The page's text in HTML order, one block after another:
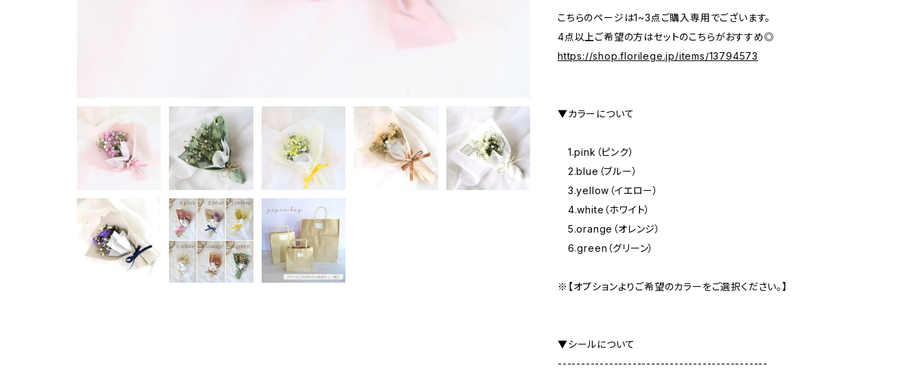
こちらのページは1~3点ご購入専用でございます。
4点以上ご希望の方はセットのこちらがおすすめ◎
https://shop.florilege.jp/items/13794573
▼カラーについて
1.pink（ピンク）
2.blue（ブルー）
3.yellow（イエロー）
4.white（ホワイト）
5.orange（オレンジ）
6.green（グリーン）
※【オプションよりご希望のカラーをご選択ください。】
▼シールについて
---------------------------------------------